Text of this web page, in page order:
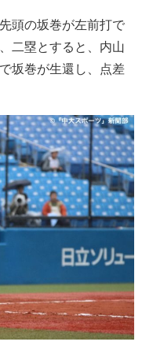
頭の坂巻が左前打で
二塁とすると、内山
坂巻が生還し、点差